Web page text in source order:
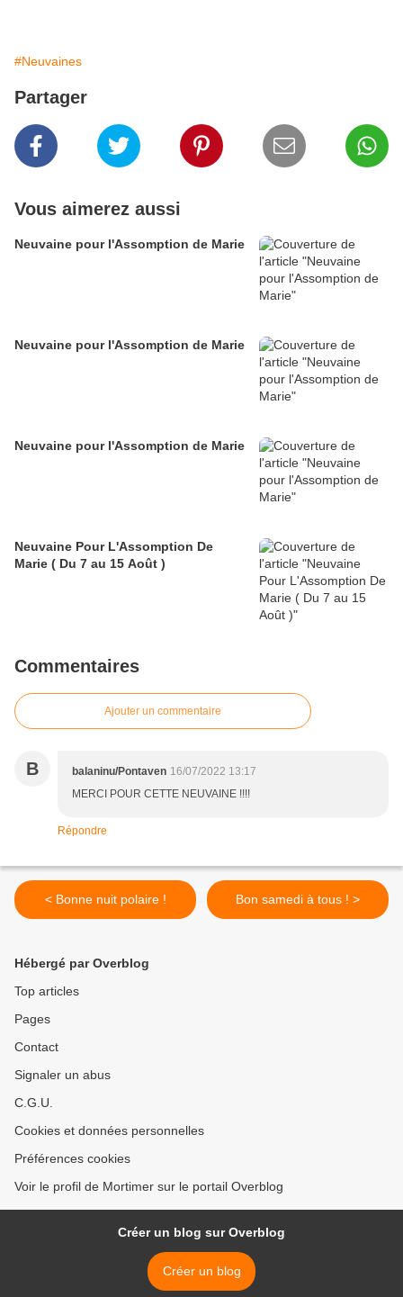
#Neuvaines
Partager
Vous aimerez aussi
Neuvaine pour l'Assomption de Marie
Neuvaine pour l'Assomption de Marie
Neuvaine pour l'Assomption de Marie
Neuvaine Pour L'Assomption De
Marie ( Du 7 au 15 Août )
Commentaires
Ajouter un commentaire
B balaninu/Pontaven 16/07/2022 13:17
MERCI POUR CETTE NEUVAINE !!!!
Répondre
< Bonne nuit polaire ! Bon samedi à tous ! >
Hébergé par Overblog
Top articles
Pages
Contact
Signaler un abus
C.G.U.
Cookies et données personnelles
Préférences cookies
Voir le profil de Mortimer sur le portail Overblog
Créer un blog sur Overblog
Créer un blog